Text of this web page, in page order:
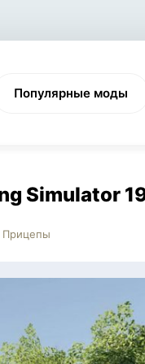
CYBERPUNK 2077
Популярные моды
Simulator
Прицепы